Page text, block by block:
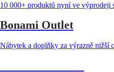
10 000+ produktů nyní ve výprodeji
Bonami Outlet
Nábytek a doplňky za výrazně nižší